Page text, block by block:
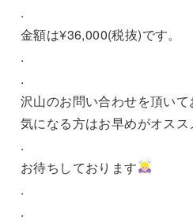
.
金額は¥36,000(税抜)です。
.
.
沢山のお問い合わせを頂いて
気になる方はお早めがオスス
.
お待ちしております
.
.